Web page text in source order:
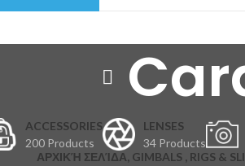
ACCESSORIES
200 Products
LENSES
34 Products
ΑΡΧΙΚΉ ΣΕΛΊΔΑ, GIMBALS , RIGS &